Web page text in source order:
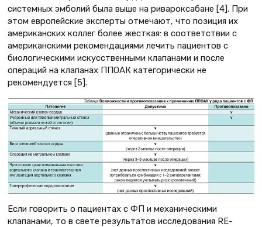
системных эмболий была выше на ривароксабане [4]. При
этом европейские эксперты отмечают, что позиция их
американских коллег более жесткая: в соответствии с
американскими рекомендациями лечить пациентов с
биологическими искусственными клапанами и после
операций на клапанах ППОАК категорически не
рекомендуется [5].
Если говорить о пациентах с ФП и механическими
клапанами, то в свете результатов исследования RE-